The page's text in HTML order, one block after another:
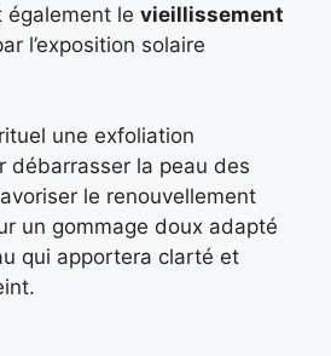
également le vieillissement
l’exposition solaire
une exfoliation
débarrasser la peau des
le renouvellement
un gommage doux adapté
qui apportera clarté et